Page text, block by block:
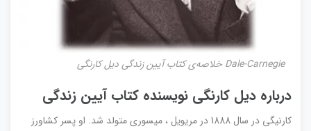
Dale-Carnegie خلاصه‌ی کتاب آیین زندگی دیل کارنگی
درباره دیل کارنگی نویسنده کتاب آیین زندگی
کارنیگی در سال 1888 در مریویل ، میسوری متولد شد. او پسر کشاورز